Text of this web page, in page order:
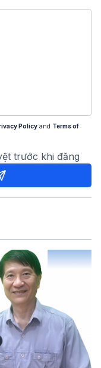
Policy and Terms of
trước khi đăng